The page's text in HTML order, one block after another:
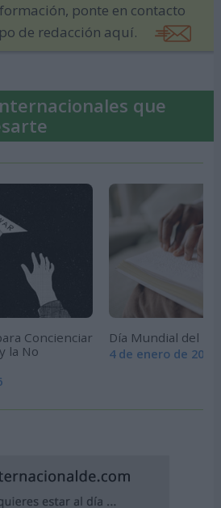
ponte en contacto
de redacción aquí.
que
Concienciar
la No
Día Mundial del
4 de enero de 2026